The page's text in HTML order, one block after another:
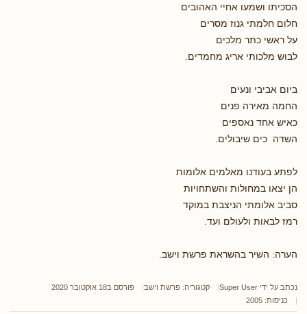
הסכיתו ושמעו אחיי האהובים
חלום חלמתי גנוז מסרים
על ראשי כתר מלכים
לבוש מלכותי אריג מחמדים.
ביום אביבי ונעים
החמה מאירה פנים
כאיש אחד נאספים
השדה כים שיבולים.
לפתע בעודנו מאלמים אלומות
הן יצאו במחולות והשתחויות
סביב אלומתי הניצבת במוקד
רמז לבאות ולעולם ועד.
הערה: השיר בהשראת פרשת וישב.
נכתב על ידי Super User קטגוריה: פרשת וישב
פורסם ב18 אוקטובר 2020
כניסות: 2005